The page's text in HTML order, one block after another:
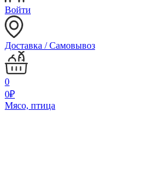
Войти
Доставка / Самовывоз
0
0₽
Мясо, птица